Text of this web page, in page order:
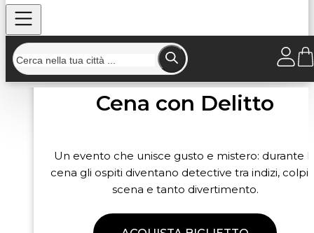
Cena con Delitto
Un evento che unisce gusto e mistero: durante
cena gli ospiti diventano detective tra indizi, colpi
scena e tanto divertimento.